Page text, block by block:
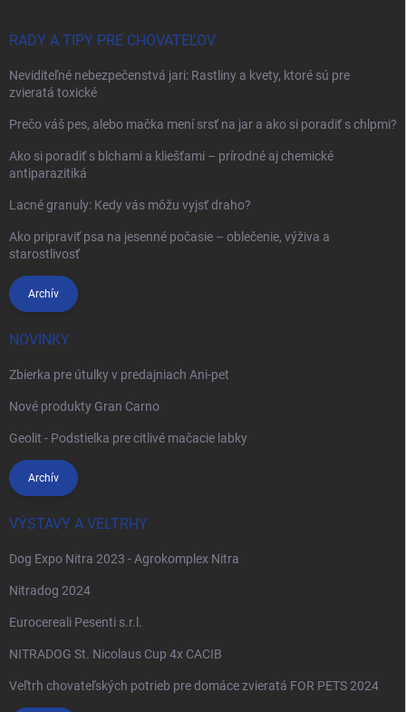
RADY A TIPY PRE CHOVATEĽOV
Neviditeľné nebezpečenstvá jari: Rastliny a kvety, ktoré sú pre
zvieratá toxické
Prečo váš pes, alebo mačka mení srsť na jar a ako si poradiť s chlpmi?
Ako si poradiť s blchami a kliešťami – prírodné aj chemické
antiparazitiká
Lacné granuly: Kedy vás môžu vyjsť draho?
Ako pripraviť psa na jesenné počasie – oblečenie, výživa a
starostlivosť
Archív
NOVINKY
Zbierka pre útulky v predajniach Ani-pet
Nové produkty Gran Carno
Geolit - Podstielka pre citlivé mačacie labky
Archív
VÝSTAVY A VELTRHY
Dog Expo Nitra 2023 - Agrokomplex Nitra
Nitradog 2024
Eurocereali Pesenti s.r.l.
NITRADOG St. Nicolaus Cup 4x CACIB
Veľtrh chovateľských potrieb pre domáce zvieratá FOR PETS 2024